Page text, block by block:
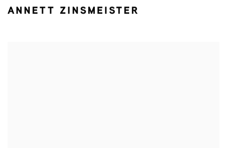
ANNETT ZINSMEISTER